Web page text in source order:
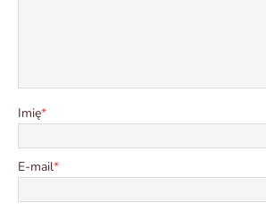
Imię*
E-mail*